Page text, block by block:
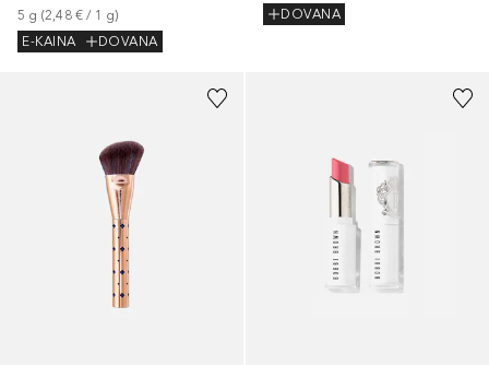
5 g (2,48 € / 1 g)
E-KAINA
DOVANA
DOVANA